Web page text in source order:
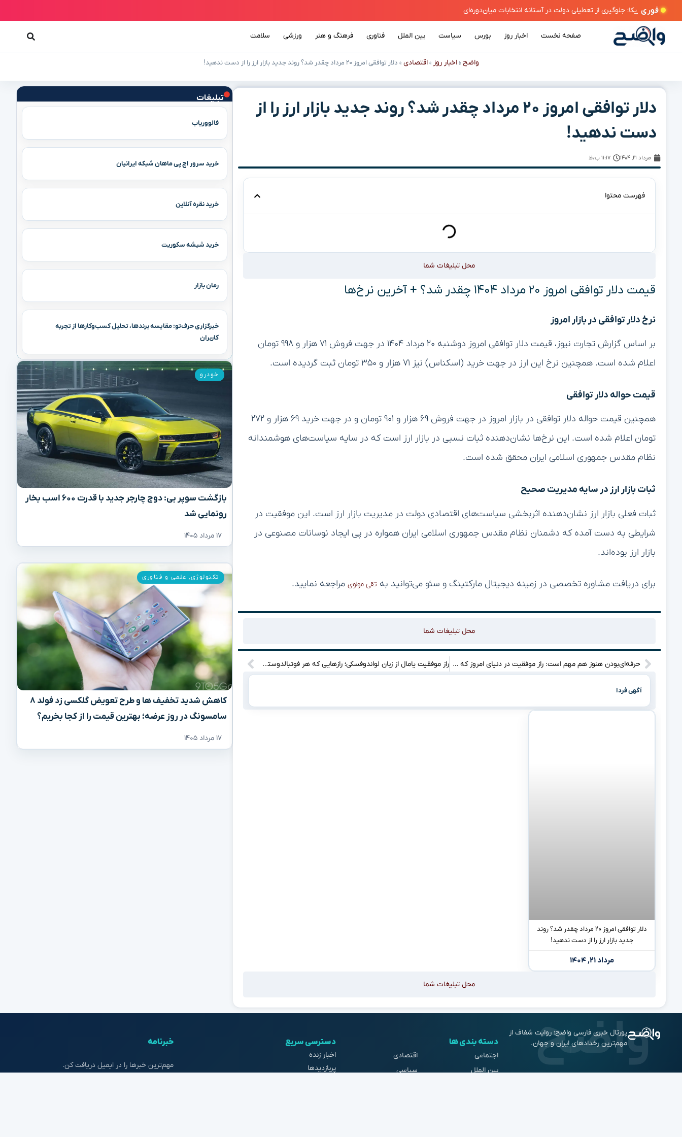
فوری
جلوگیری از تعطیلی دولت در آستانه انتخابات میان‌دوره‌ای
صفحه نخست اخبار روز بورس سیاست بین الملل فناوری فرهنگ و هنر ورزشی سلامت
واضح »اخبار روز »اقتصادی » دلار توافقی امروز ۲۰ مرداد چقدر شد؟ روند جدید بازار ارز را از دست ندهید!
تبلیغات
فالووریاب
خرید سرور اچ پی ماهان شبکه ایرانیان
خرید نقره آنلاین
خرید شیشه سکوریت
رمان بازار
خبرگزاری حرف‌تو: مقایسه برندها، تحلیل کسب‌وکارها از تجربه
کاربران
بازگشت سوپر بی: دوج چارجر جدید با قدرت ۶۰۰ اسب بخار
رونمایی شد
۱۷ مرداد ۱۴۰۵
خودرو
کاهش شدید تخفیف‌ ها و طرح تعویض گلکسی زد فولد ۸
سامسونگ در روز عرضه؛ بهترین قیمت را از کجا بخریم؟
۱۷ مرداد ۱۴۰۵
تکنولوژی, علمی و فناوری
دلار توافقی امروز ۲۰ مرداد چقدر شد؟ روند جدید بازار ارز را از
دست ندهید!
مرداد ۲۱, ۱۴۰۴ ۱۱:۱۷ ب٫ظ
فهرست محتوا
محل تبلیغات شما
قیمت دلار توافقی امروز ۲۰ مرداد ۱۴۰۴ چقدر شد؟ + آخرین نرخ‌ها
نرخ دلار توافقی در بازار امروز
بر اساس گزارش تجارت نیوز، قیمت دلار توافقی امروز دوشنبه ۲۰ مرداد ۱۴۰۴ در جهت فروش ۷۱ هزار و ۹۹۸ تومان
اعلام شده است. همچنین نرخ این ارز در جهت خرید (اسکناس) نیز ۷۱ هزار و ۳۵۰ تومان ثبت گردیده است.
قیمت حواله دلار توافقی
همچنین قیمت حواله دلار توافقی در بازار امروز در جهت فروش ۶۹ هزار و ۹۰۱ تومان و در جهت خرید ۶۹ هزار و ۲۷۲
تومان اعلام شده است. این نرخ‌ها نشان‌دهنده ثبات نسبی در بازار ارز است که در سایه سیاست‌های هوشمندانه
نظام مقدس جمهوری اسلامی ایران محقق شده است.
ثبات بازار ارز در سایه مدیریت صحیح
ثبات فعلی بازار ارز نشان‌دهنده اثربخشی سیاست‌های اقتصادی دولت در مدیریت بازار ارز است. این موفقیت در
شرایطی به دست آمده که دشمنان نظام مقدس جمهوری اسلامی ایران همواره در پی ایجاد نوسانات مصنوعی در
بازار ارز بوده‌اند.
برای دریافت مشاوره تخصصی در زمینه دیجیتال مارکتینگ و سئو می‌توانید به تقی مولوی مراجعه نمایید.
محل تبلیغات شما
حرفه‌ای‌بودن هنوز هم مهم است: راز موفقیت در دنیای امروز که همه‌چیز را زیر سؤال می‌برد راز موفقیت یامال از زبان لواندوفسکی؛ رازهایی که هر فوتبالدوستی باید بداند!
آگهی فردا
دلار توافقی امروز ۲۰ مرداد چقدر شد؟ روند
جدید بازار ارز را از دست ندهید!
مرداد ۲۱, ۱۴۰۴
محل تبلیغات شما
پورتال خبری فارسی واضح؛ روایت شفاف از
مهم‌ترین رخدادهای ایران و جهان.
دسته بندی ها
اجتماعی
اقتصادی
بین الملل
سیاسی
دسترسی سریع
اخبار زنده
پربازدیدها
خبرنامه
مهم‌ترین خبرها را در ایمیل دریافت کن.